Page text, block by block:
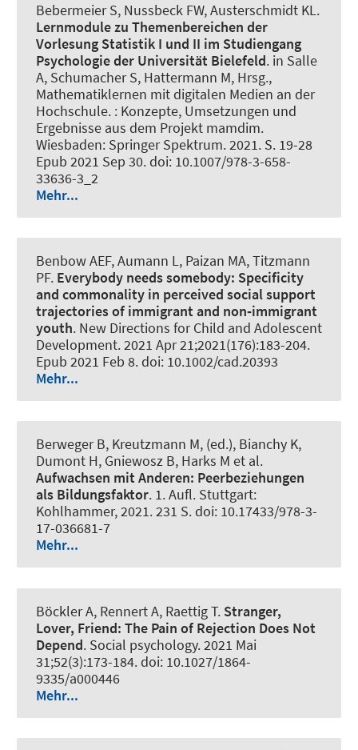
Bebermeier S, Nussbeck FW, Austerschmidt KL.
Lernmodule zu Themenbereichen der
Vorlesung Statistik I und II im Studiengang
Psychologie der Universität Bielefeld. in Salle
A, Schumacher S, Hattermann M, Hrsg.,
Mathematiklernen mit digitalen Medien an der
Hochschule. : Konzepte, Umsetzungen und
Ergebnisse aus dem Projekt mamdim.
Wiesbaden: Springer Spektrum. 2021. S. 19-28
Epub 2021 Sep 30. doi: 10.1007/978-3-658-
33636-3_2
Mehr...
Benbow AEF, Aumann L, Paizan MA, Titzmann
PF. Everybody needs somebody: Specificity
and commonality in perceived social support
trajectories of immigrant and non‐immigrant
youth. New Directions for Child and Adolescent
Development. 2021 Apr 21;2021(176):183-204.
Epub 2021 Feb 8. doi: 10.1002/cad.20393
Mehr...
Berweger B, Kreutzmann M, (ed.), Bianchy K,
Dumont H, Gniewosz B, Harks M et al.
Aufwachsen mit Anderen: Peerbeziehungen
als Bildungsfaktor. 1. Aufl. Stuttgart:
Kohlhammer, 2021. 231 S. doi: 10.17433/978-3-
17-036681-7
Mehr...
Böckler A, Rennert A, Raettig T. Stranger,
Lover, Friend: The Pain of Rejection Does Not
Depend. Social psychology. 2021 Mai
31;52(3):173-184. doi: 10.1027/1864-
9335/a000446
Mehr...